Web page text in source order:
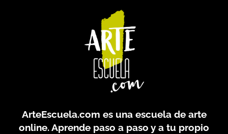
ArteEscuela.com es una escuela de arte
online. Aprende paso a paso y a tu propio